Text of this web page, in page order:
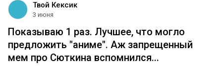
Твой Кексик
3 июня
Показываю 1 раз. Лучшее, что могло
предложить "аниме". Аж запрещенный
мем про Сюткина вспомнился...